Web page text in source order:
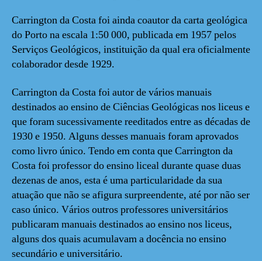
Carrington da Costa foi ainda coautor da carta geológica
do Porto na escala 1:50 000, publicada em 1957 pelos
Serviços Geológicos, instituição da qual era oficialmente
colaborador desde 1929.
Carrington da Costa foi autor de vários manuais
destinados ao ensino de Ciências Geológicas nos liceus e
que foram sucessivamente reeditados entre as décadas de
1930 e 1950. Alguns desses manuais foram aprovados
como livro único. Tendo em conta que Carrington da
Costa foi professor do ensino liceal durante quase duas
dezenas de anos, esta é uma particularidade da sua
atuação que não se afigura surpreendente, até por não ser
caso único. Vários outros professores universitários
publicaram manuais destinados ao ensino nos liceus,
alguns dos quais acumulavam a docência no ensino
secundário e universitário.